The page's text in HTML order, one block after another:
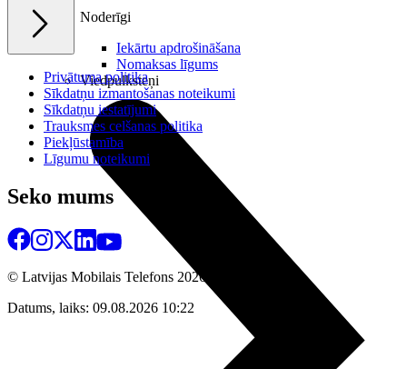
Noderīgi
Iekārtu apdrošināšana
Nomaksas līgums
Viedpulksteņi
Privātuma politika
Sīkdatņu izmantošanas noteikumi
Sīkdatņu iestatījumi
Trauksmes celšanas politika
Piekļūstamība
Līgumu noteikumi
Seko mums
© Latvijas Mobilais Telefons 2026
Datums, laiks: 09.08.2026 10:22